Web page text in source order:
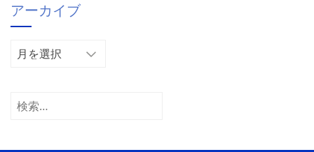
リ
ー
アーカイブ
ア
イ
検